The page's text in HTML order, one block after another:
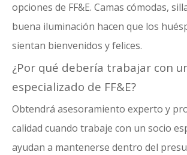
opciones de FF&E. Camas cómodas,
buena iluminación hacen que los
sientan bienvenidos y felices.
¿Por qué debería trabajar con
especializado de FF&E?
Obtendrá asesoramiento experto y
calidad cuando trabaje con un socio
ayudan a mantenerse dentro del